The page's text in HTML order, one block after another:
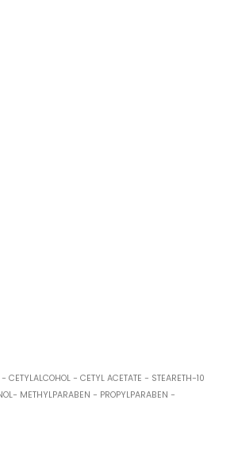
− CETYL ACETATE − STEARETH−10
METHYLPARABEN − PROPYLPARABEN −